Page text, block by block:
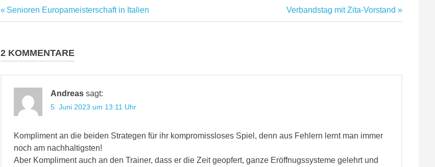
Beitragsnavigation
Vorheriger
Beitrag:
Senioren Europameisterschaft in Italien
Nächster
Beitrag:
Verbandstag mit Zita-Vorstand
2 KOMMENTARE
Andreas sagt:
5. Juni 2023 um 13:11 Uhr
Kompliment an die beiden Strategen für ihr kompromissloses Spiel, denn aus Fehlern lernt man immer
noch am nachhaltigsten!
Aber Kompliment auch an den Trainer, dass er die Zeit geopfert, ganze Eröffnugssysteme gelehrt und